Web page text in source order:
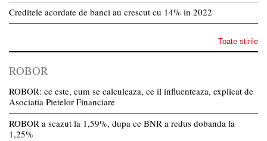
Creditele acordate de banci au crescut cu 14% in 2022
Toate stirile
ROBOR
ROBOR: ce este, cum se calculeaza, ce il influenteaza, explicat de
Asociatia Pietelor Financiare
ROBOR a scazut la 1,59%, dupa ce BNR a redus dobanda la
1,25%